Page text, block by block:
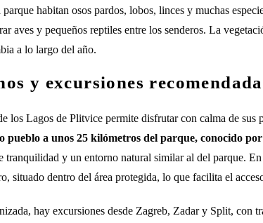
habitan osos pardos, lobos, linces y muchas
aves y pequeños reptiles entre los senderos. La
a lo largo del año.
y excursiones
los Lagos de Plitvice permite disfrutar con calma de sus
pueblo a unos 25 kilómetros del parque, conocido
tranquilidad y un entorno natural similar al del parque.
situado dentro del área protegida, lo que facilita el
hay excursiones desde Zagreb, Zadar y Split, con